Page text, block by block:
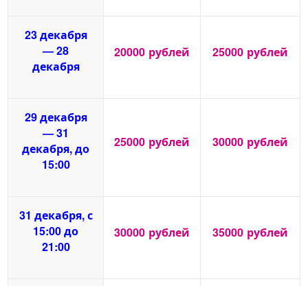
23 декабря
— 28
декабря
20000 рублей 25000 рублей
29 декабря
— 31
декабря, до
15:00
25000 рублей 30000 рублей
31 декабря, с
15:00 до
21:00
30000 рублей 35000 рублей